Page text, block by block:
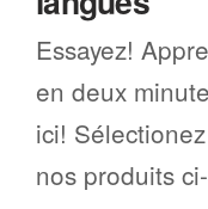
Essayez!
en deux
ici!
nos produits